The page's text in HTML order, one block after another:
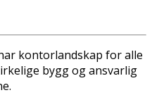
kontorlandskap for alle
bygg og ansvarlig